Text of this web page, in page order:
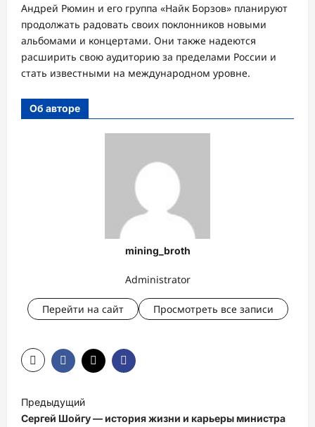
Андрей Рюмин и его группа «Найк Борзов» планируют
продолжать радовать своих поклонников новыми
альбомами и концертами. Они также надеются
расширить свою аудиторию за пределами России и
стать известными на международном уровне.
Об авторе
mining_broth
Administrator
Перейти на сайт Просмотреть все записи
а
Предыдущий
Сергей Шойгу — история жизни и карьеры министра